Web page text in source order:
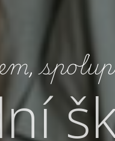
m, spolup